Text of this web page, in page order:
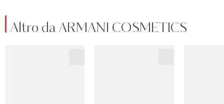
Altro da ARMANI COSMETICS